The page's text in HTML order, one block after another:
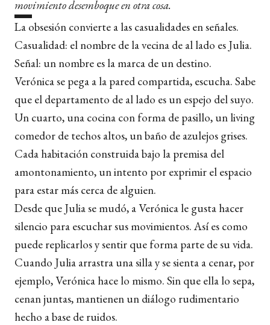
movimiento desemboque en otra cosa.
La obsesión convierte a las casualidades en señales.
Casualidad: el nombre de la vecina de al lado es Julia.
Señal: un nombre es la marca de un destino.
Verónica se pega a la pared compartida, escucha. Sabe
que el departamento de al lado es un espejo del suyo.
Un cuarto, una cocina con forma de pasillo, un living
comedor de techos altos, un baño de azulejos grises.
Cada habitación construida bajo la premisa del
amontonamiento, un intento por exprimir el espacio
para estar más cerca de alguien.
Desde que Julia se mudó, a Verónica le gusta hacer
silencio para escuchar sus movimientos. Así es como
puede replicarlos y sentir que forma parte de su vida.
Cuando Julia arrastra una silla y se sienta a cenar, por
ejemplo, Verónica hace lo mismo. Sin que ella lo sepa,
cenan juntas, mantienen un diálogo rudimentario
hecho a base de ruidos.